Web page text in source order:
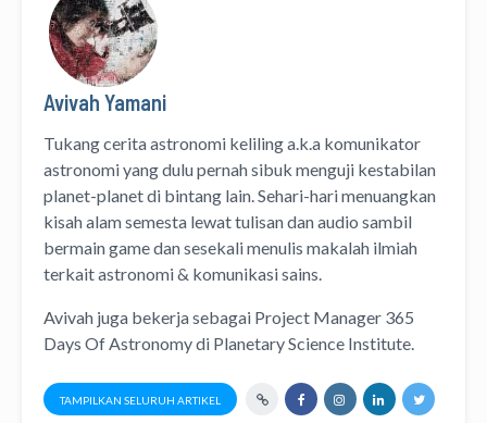
Avivah Yamani
Tukang cerita astronomi kelilinga.k.a komunikator
astronomiyang dulu pernah sibuk menguji kestabilan
planet-planet di bintang lain. Sehari-hari menuangkan
kisah alam semesta lewattulisandanaudio sambil
bermain game dan sesekali menulis makalah ilmiah
terkait astronomi & komunikasi sains.
Avivah juga bekerja sebagai Project Manager 365
Days Of Astronomydi Planetary Science Institute
TAMPILKAN SELURUH ARTIKEL